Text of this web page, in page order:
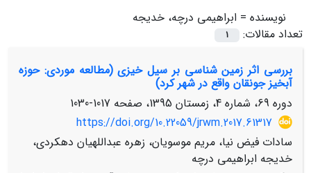
نویسنده = ابراهیمی درچه، خدیجه
تعداد مقالات:
1
بررسی اثر زمین شناسی بر سیل خیزی (مطالعه موردی: حوزه
آبخیز جونقان واقع در شهر کرد)
دوره 69، شماره 4، زمستان 1395، صفحه
1017-1030
https://doi.org/10.22059/jrwm.2017.61317
سادات فیض نیا، مریم موسویان، زهره عبداللهیان دهکردی،
خدیجه ابراهیمی درچه